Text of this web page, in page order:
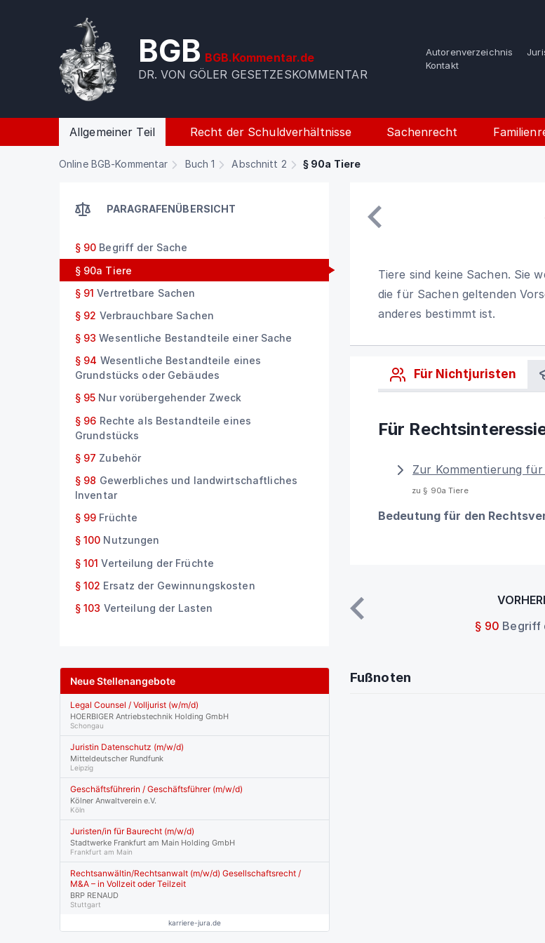
BGB BGB.Kommentar.de
DR. VON GÖLER GESETZESKOMMENTAR
Autorenverzeichnis
Kontakt
Allgemeiner Teil Recht der Schuldverhältnisse Sachenrecht
Online BGB-Kommentar Buch 1 Abschnitt 2 § 90a Tiere
PARAGRAFENÜBERSICHT
§ 90 Begriff der Sache
§ 90a Tiere
§ 91 Vertretbare Sachen
§ 92 Verbrauchbare Sachen
§ 93 Wesentliche Bestandteile einer Sache
§ 94 Wesentliche Bestandteile eines
Grundstücks oder Gebäudes
§ 95 Nur vorübergehender Zweck
§ 96 Rechte als Bestandteile eines
Grundstücks
§ 97 Zubehör
§ 98 Gewerbliches und landwirtschaftliches
Inventar
§ 99 Früchte
§ 100 Nutzungen
§ 101 Verteilung der Früchte
§ 102 Ersatz der Gewinnungskosten
§ 103 Verteilung der Lasten
Tiere sind keine Sachen. Sie
die für Sachen geltenden
anderes bestimmt ist.
Für Nichtjuristen
Für
Zur Kommentierung
zu § 90a Tiere
Bedeutung für den
§ 90 Begriff
Fußnoten